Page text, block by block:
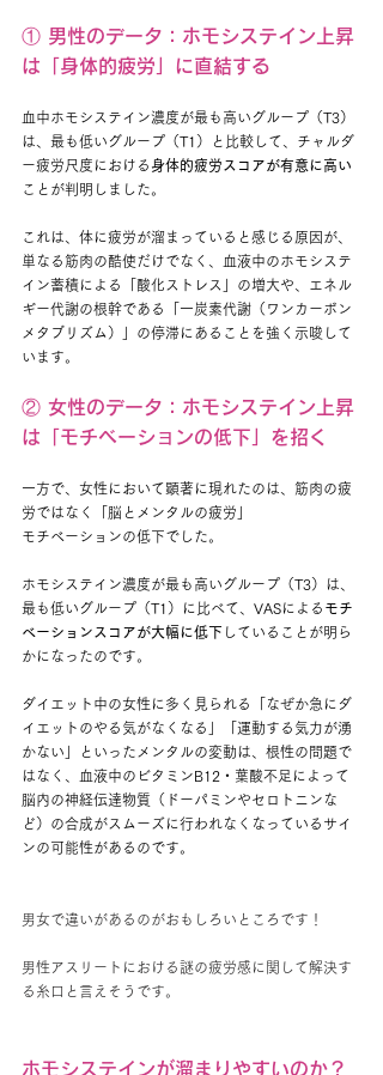
① 男性のデータ：ホモシステイン上昇
は「身体的疲労」に直結する
血中ホモシステイン濃度が最も高いグループ（T3）
は、最も低いグループ（T1）と比較して、チャルダ
ー疲労尺度における 身体的疲労スコアが有意に高い
ことが判明しました。
これは、体に疲労が溜まっていると感じる原因が、
単なる筋肉の酷使だけでなく、血液中のホモシステ
イン蓄積による「酸化ストレス」の増大や、エネル
ギー代謝の根幹である「一炭素代謝（ワンカーボン
メタブリズム）」の停滞にあることを強く示唆して
います。
② 女性のデータ：ホモシステイン上昇
は「モチベーションの低下」を招く
一方で、女性において顕著に現れたのは、筋肉の疲
労ではなく「脳とメンタルの疲労」
モチベーションの低下でした。
ホモシステイン濃度が最も高いグループ（T3）は、
最も低いグループ（T1）に比べて、VASによる モチ
ベーションスコアが大幅に低下 していることが明ら
かになったのです。
ダイエット中の女性に多く見られる「なぜか急にダ
イエットのやる気がなくなる」「運動する気力が湧
かない」といったメンタルの変動は、根性の問題で
はなく、血液中のビタミンB12・葉酸不足によって
脳内の神経伝達物質（ドーパミンやセロトニンな
ど）の合成がスムーズに行われなくなっているサイ
ンの可能性があるのです。
男女で違いがあるのがおもしろいところです！
男性アスリートにおける謎の疲労感に関して解決す
る糸口と言えそうです。
ホモシステインが溜まりやすいのか？